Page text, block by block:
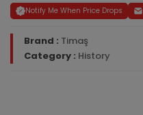
Notify Me When Price Drops
Brand : Timaş
Category : History